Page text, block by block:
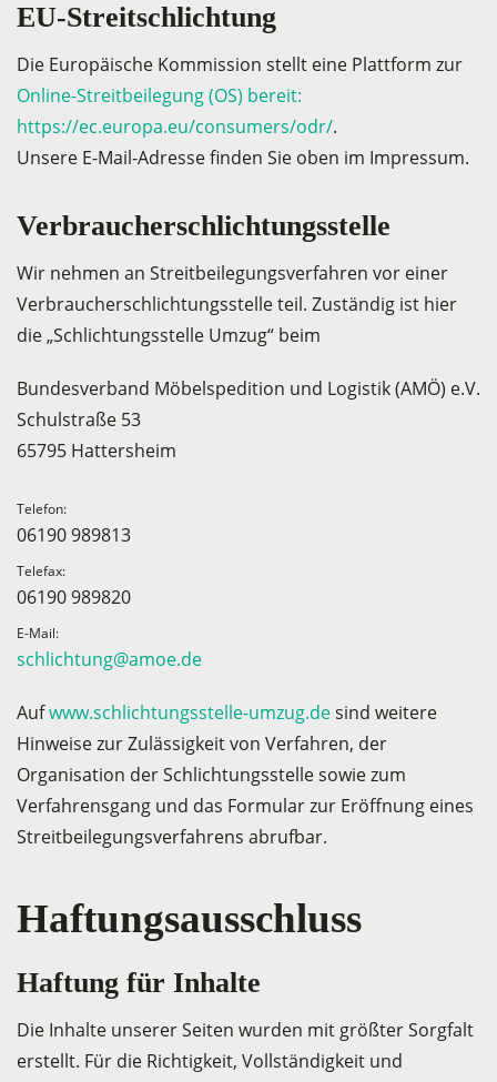
EU-Streitschlichtung
Die Europäische Kommission stellt eine Plattform zur
Online-Streitbeilegung (OS) bereit:
https://ec.europa.eu/consumers/odr/.
Unsere E-Mail-Adresse finden Sie oben im Impressum.
Verbraucher­schlichtungs­stelle
Wir nehmen an Streitbeilegungsverfahren vor einer
Verbraucherschlichtungsstelle teil. Zuständig ist hier
die „Schlichtungsstelle Umzug“ beim
Bundesverband Möbelspedition und Logistik (AMÖ) e.V.
Schulstraße 53
65795 Hattersheim
Telefon:
06190 989813
Telefax:
06190 989820
E-Mail:
schlichtung@amoe.de
Aufwww.schlichtungsstelle-umzug.desind weitere
Hinweise zur Zulässigkeit von Verfahren, der
Organisation der Schlichtungsstelle sowie zum
Verfahrensgang und das Formular zur Eröffnung eines
Streitbeilegungsverfahrens abrufbar.
Haftungs­ausschluss
Haftung für Inhalte
Die Inhalte unserer Seiten wurden mit größter Sorgfalt
erstellt. Für die Richtigkeit, Vollständigkeit und